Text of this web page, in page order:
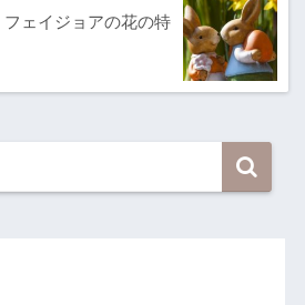
ェイジョアの花の特